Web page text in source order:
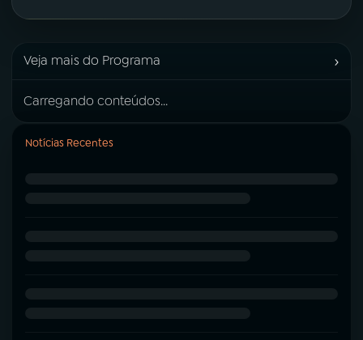
Veja mais do Programa ›
Carregando conteúdos...
Notícias Recentes